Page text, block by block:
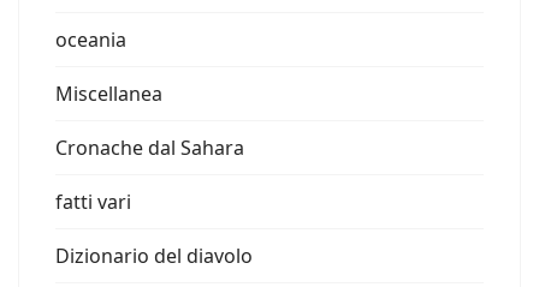
oceania
Miscellanea
Cronache dal Sahara
fatti vari
Dizionario del diavolo